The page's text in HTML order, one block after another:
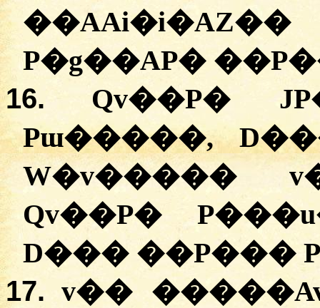
P�g��AP�
16.
Qv��P�
Pɯ�����,
W�v�����
Qv��P�
D��� ��P���
17. v��